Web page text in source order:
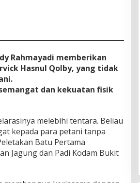
Rahmayadi memberikan
Hasnul Qolby, yang tidak
dan kekuatan fisik
melebihi tentara. Beliau
kepada para petani tanpa
Batu Pertama
Jagung dan Padi Kodam Bukit